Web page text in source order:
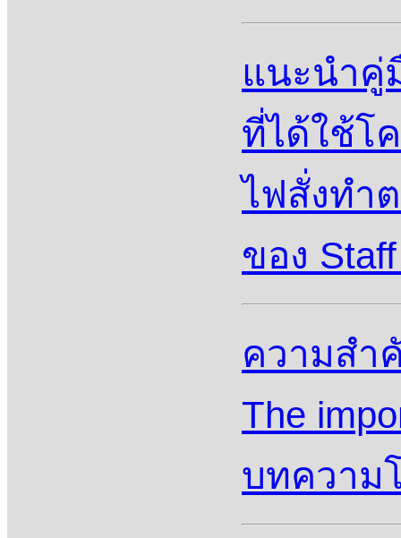
แนะนําคู่
ที่ได้ใช้โ
ไฟสั่งทำ
ของ
ความสํา
The
บทความ